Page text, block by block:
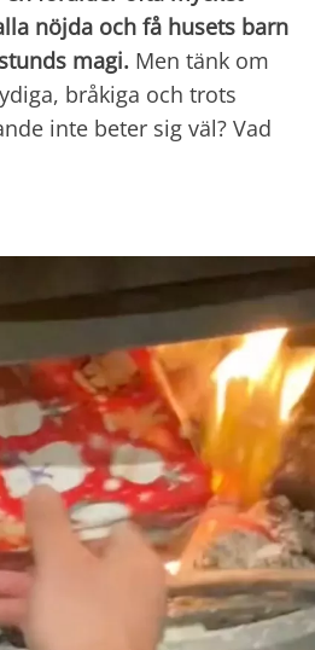
nöjda och få husets barn
magi. Men tänk om
bråkiga och trots
inte beter sig väl? Vad